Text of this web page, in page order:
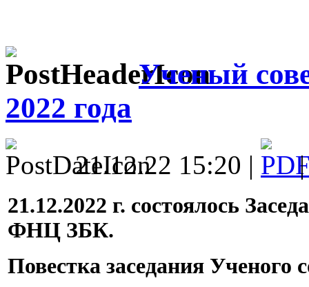
Ученый
2022 года
21.12.22 15:20 |
21.12.2022 г. состоялось
ФНЦ ЗБК.
Повестка заседания Ученого